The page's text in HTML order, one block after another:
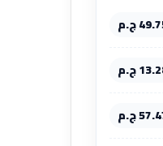
ج.م
ج.م
ج.م